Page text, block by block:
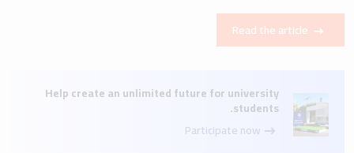
Read the article
Help create an unlimited future for university
students.
Participate now